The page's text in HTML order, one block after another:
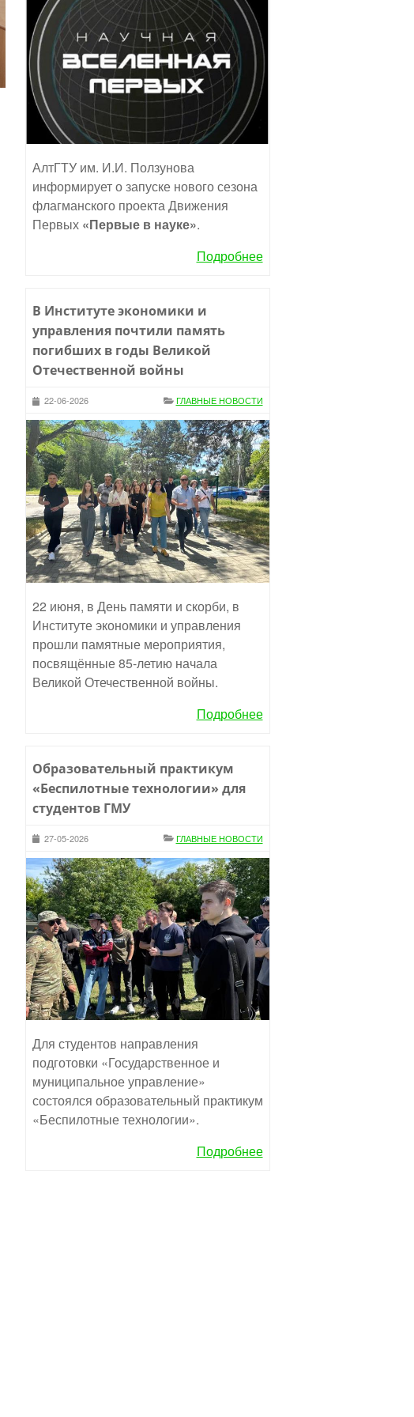
АлтГТУ им. И.И. Ползунова
информирует о запуске нового сезона
флагманского проекта Движения
Первых «Первые в науке».
Подробнее
В Институте экономики и
управления почтили память
погибших в годы Великой
Отечественной войны
22-06-2026 ГЛАВНЫЕ НОВОСТИ
22 июня, в День памяти и скорби, в
Институте экономики и управления
прошли памятные мероприятия,
посвящённые 85-летию начала
Великой Отечественной войны.
Подробнее
Образовательный практикум
«Беспилотные технологии» для
студентов ГМУ
27-05-2026 ГЛАВНЫЕ НОВОСТИ
Для студентов направления
подготовки «Государственное и
муниципальное управление»
состоялся образовательный практикум
«Беспилотные технологии».
Подробнее